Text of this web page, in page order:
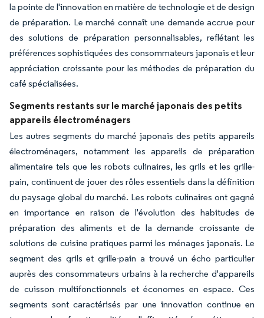
la pointe de l'innovation en matière de technologie et de design
de préparation. Le marché connaît une demande accrue pour
des solutions de préparation personnalisables, reflétant les
préférences sophistiquées des consommateurs japonais et leur
appréciation croissante pour les méthodes de préparation du
café spécialisées.
Segments restants sur le marché japonais des petits
appareils électroménagers
Les autres segments du marché japonais des petits appareils
électroménagers, notamment les appareils de préparation
alimentaire tels que les robots culinaires, les grils et les grille-
pain, continuent de jouer des rôles essentiels dans la définition
du paysage global du marché. Les robots culinaires ont gagné
en importance en raison de l'évolution des habitudes de
préparation des aliments et de la demande croissante de
solutions de cuisine pratiques parmi les ménages japonais. Le
segment des grils et grille-pain a trouvé un écho particulier
auprès des consommateurs urbains à la recherche d'appareils
de cuisson multifonctionnels et économes en espace. Ces
segments sont caractérisés par une innovation continue en